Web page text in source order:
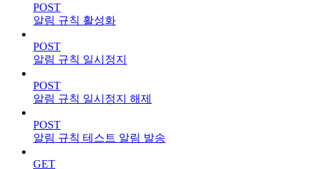
POST
알림 규칙 활성화
POST
알림 규칙 일시정지
POST
알림 규칙 일시정지 해제
POST
알림 규칙 테스트 알림 발송
GET